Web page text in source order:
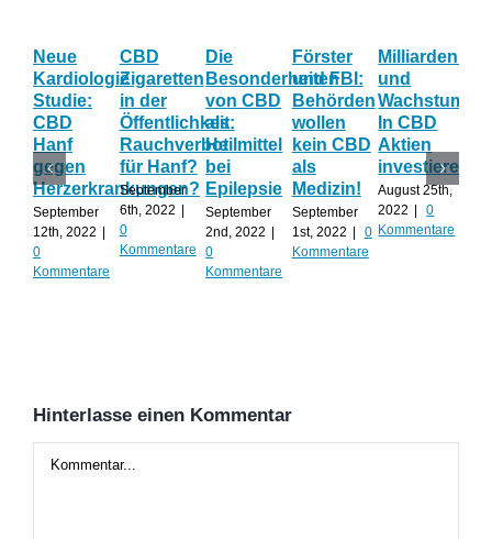
Neue
Kardiologie
Studie:
CBD
Hanf
gegen
Herzerkrankungen?
September
12th, 2022
0
Kommentare
CBD
Zigaretten
in der
Öffentlichkeit:
Rauchverbot
für Hanf?
September
6th, 2022
0
Kommentare
Die
Besonderheiten
von CBD
als
Heilmittel
bei
Epilepsie
September
2nd, 2022
0
Kommentare
Förster
und FBI:
Behörden
wollen
kein CBD
als
Medizin!
September
1st, 2022
0
Kommentare
und
Wachstum:
In CBD
Aktien
investieren?
August 25th,
2022
0
Kommentare
Hinterlasse einen Kommentar